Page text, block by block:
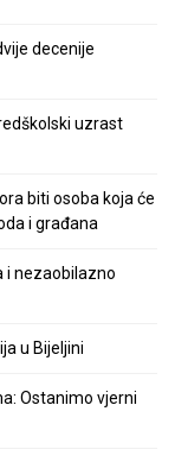
decenije
uzrast
biti osoba koja će
i građana
i nezaobilazno
u Bijeljini
Ostanimo vjerni